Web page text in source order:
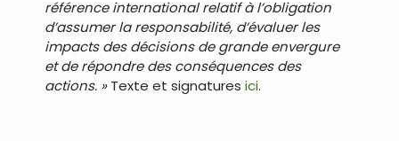
référence international relatif à l’obligation
d’assumer la responsabilité, d’évaluer les
impacts des décisions de grande envergure
et de répondre des conséquences des
actions. »Texte et signatures ici.